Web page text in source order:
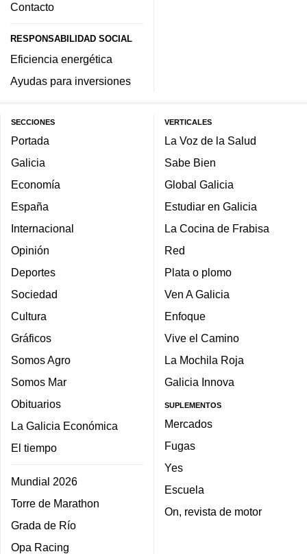
Contacto
RESPONSABILIDAD SOCIAL
Eficiencia energética
Ayudas para inversiones
SECCIONES
Portada
Galicia
Economía
España
Internacional
Opinión
Deportes
Sociedad
Cultura
Gráficos
Somos Agro
Somos Mar
Obituarios
La Galicia Económica
El tiempo
Mundial 2026
Torre de Marathon
Grada de Río
Opa Racing
VERTICALES
La Voz de la Salud
Sabe Bien
Global Galicia
Estudiar en Galicia
La Cocina de Frabisa
Red
Plata o plomo
Ven A Galicia
Enfoque
Vive el Camino
La Mochila Roja
Galicia Innova
SUPLEMENTOS
Mercados
Fugas
Yes
Escuela
On, revista de motor